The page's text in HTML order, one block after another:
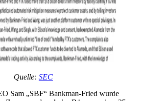
Quelle: SEC
Sam „SBF“ Bankman-Fried wurde